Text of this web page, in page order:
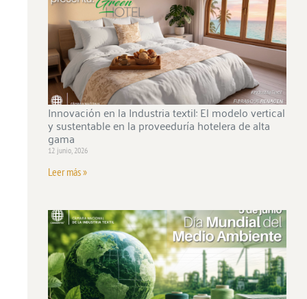
Innovación en la Industria textil: El modelo vertical
y sustentable en la proveeduría hotelera de alta
gama
12 junio, 2026
Leer más »